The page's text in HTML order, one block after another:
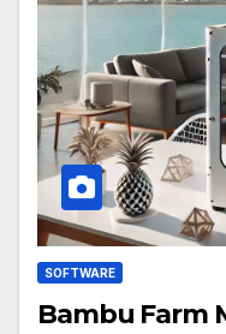
SOFTWARE
Bambu Farm